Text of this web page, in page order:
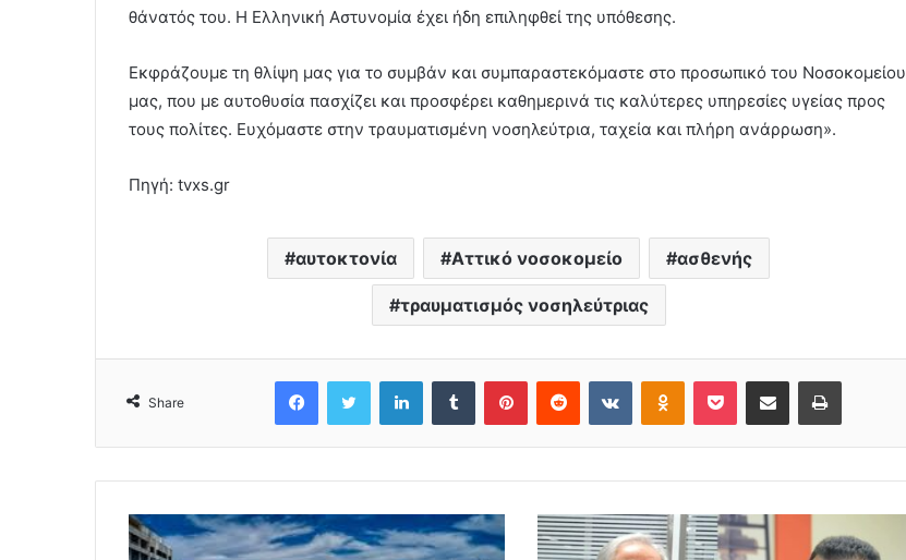
θάνατός του. Η Ελληνική Αστυνομία έχει ήδη επιληφθεί της υπόθεσης.
Εκφράζουμε τη θλίψη μας για το συμβάν και συμπαραστεκόμαστε στο προσωπικό του Νοσοκομείου
μας, που με αυτοθυσία πασχίζει και προσφέρει καθημερινά τις καλύτερες υπηρεσίες υγείας προς
τους πολίτες. Ευχόμαστε στην τραυματισμένη νοσηλεύτρια, ταχεία και πλήρη ανάρρωση».
Πηγή: tvxs.gr
αυτοκτονία Αττικό νοσοκομείο ασθενής
τραυματισμός νοσηλεύτριας
Share